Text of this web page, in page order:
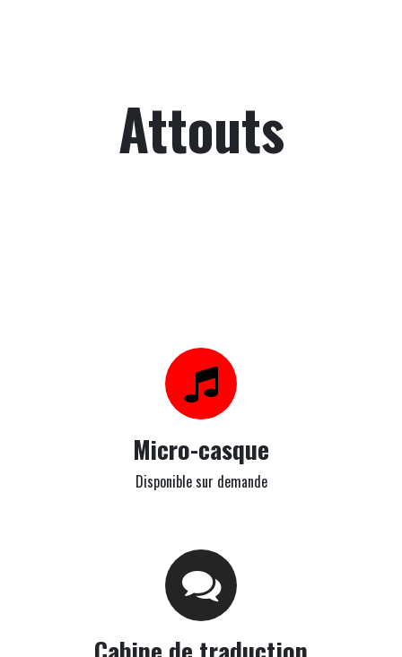
Attouts
Micro-casque
Disponible sur demande